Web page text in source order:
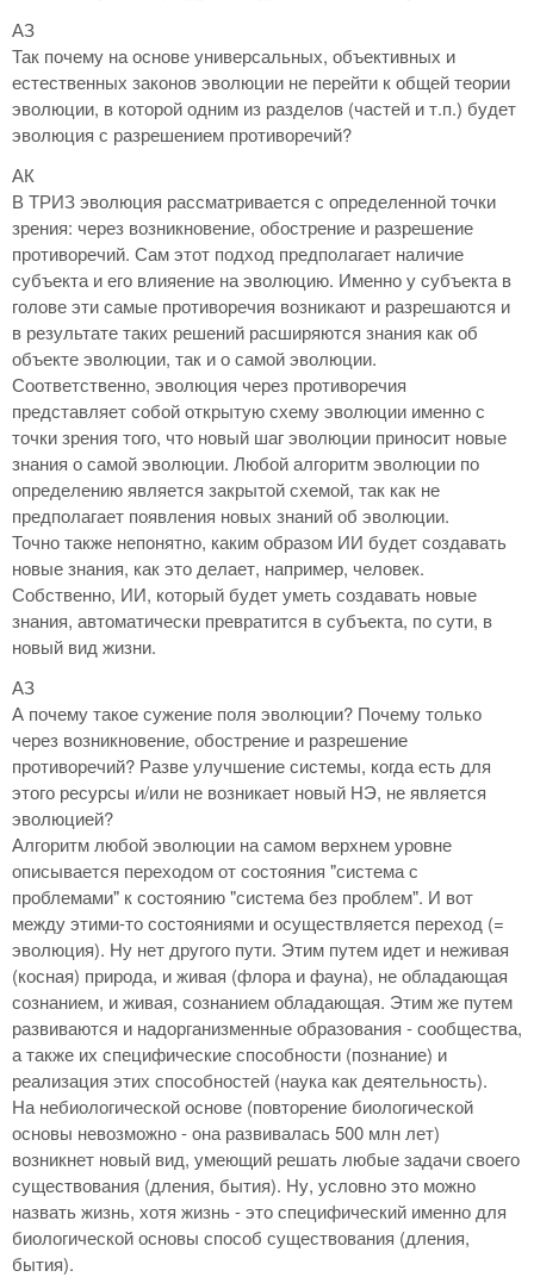
АЗ
Так почему на основе универсальных, объективных и
естественных законов эволюции не перейти к общей теории
эволюции, в которой одним из разделов (частей и т.п.) будет
эволюция с разрешением противоречий?
АК
В ТРИЗ эволюция рассматривается с определенной точки
зрения: через возникновение, обострение и разрешение
противоречий. Сам этот подход предполагает наличие
субъекта и его влияение на эволюцию. Именно у субъекта в
голове эти самые противоречия возникают и разрешаются и
в результате таких решений расширяются знания как об
объекте эволюции, так и о самой эволюции.
Соответственно, эволюция через противоречия
представляет собой открытую схему эволюции именно с
точки зрения того, что новый шаг эволюции приносит новые
знания о самой эволюции. Любой алгоритм эволюции по
определению является закрытой схемой, так как не
предполагает появления новых знаний об эволюции.
Точно также непонятно, каким образом ИИ будет создавать
новые знания, как это делает, например, человек.
Собственно, ИИ, который будет уметь создавать новые
знания, автоматически превратится в субъекта, по сути, в
новый вид жизни.
АЗ
А почему такое сужение поля эволюции? Почему только
через возникновение, обострение и разрешение
противоречий? Разве улучшение системы, когда есть для
этого ресурсы и/или не возникает новый НЭ, не является
эволюцией?
Алгоритм любой эволюции на самом верхнем уровне
описывается переходом от состояния "система с
проблемами" к состоянию "система без проблем". И вот
между этими-то состояниями и осуществляется переход (=
эволюция). Ну нет другого пути. Этим путем идет и неживая
(косная) природа, и живая (флора и фауна), не обладающая
сознанием, и живая, сознанием обладающая. Этим же путем
развиваются и надорганизменные образования - сообщества,
а также их специфические способности (познание) и
реализация этих способностей (наука как деятельность).
На небиологической основе (повторение биологической
основы невозможно - она развивалась 500 млн лет)
возникнет новый вид, умеющий решать любые задачи своего
существования (дления, бытия). Ну, условно это можно
назвать жизнь, хотя жизнь - это специфический именно для
биологической основы способ существования (дления,
бытия).